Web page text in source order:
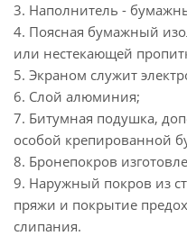
3. Наполнитель -
4. Поясная бумажный
или нестекающей
5. Экраном служит
6. Слой алюминия;
7. Битумная подушка,
особой крепированной
8. Бронепокров
9. Наружный покров из
пряжи и покрытие
слипания.